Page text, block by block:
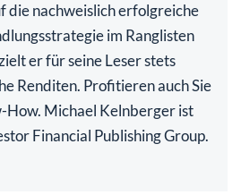
die nachweislich erfolgreiche
im Ranglisten
er für seine Leser stets
Renditen. Profitieren auch Sie
How. Michael Kelnberger ist
Financial Publishing Group.